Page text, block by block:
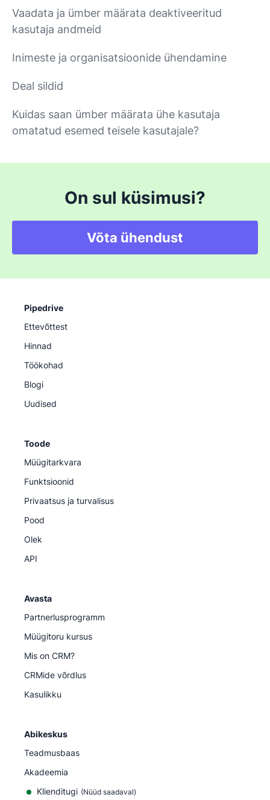
Vaadata ja ümber määrata deaktiveeritud
kasutaja andmeid
Inimeste ja organisatsioonide ühendamine
Deal sildid
Kuidas saan ümber määrata ühe kasutaja
omatatud esemed teisele kasutajale?
On sul küsimusi?
Võta ühendust
Pipedrive
Ettevõttest
Hinnad
Töökohad
Blogi
Uudised
Toode
Müügitarkvara
Funktsioonid
Privaatsus ja turvalisus
Pood
Olek
API
Avasta
Partnerlusprogramm
Müügitoru kursus
Mis on CRM?
CRMide võrdlus
Kasulikku
Abikeskus
Teadmusbaas
Akadeemia
Klienditugi (Nüüd saadaval)